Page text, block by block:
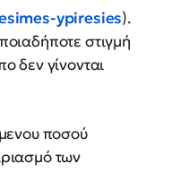
ypiresies).
στιγμή
δεν γίνονται
ποσού
των